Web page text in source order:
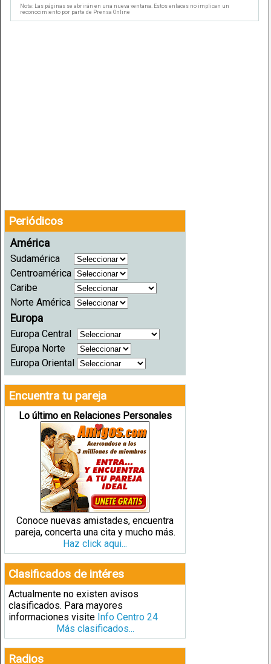
Nota: Las páginas se abrirán en una nueva ventana. Estos enlaces no implican un
reconocimiento por parte de Prensa Online
Periódicos
América
Sudamérica
Centroamérica
Caribe
Norte América
Europa
Europa Central
Europa Norte
Europa Oriental
Encuentra tu pareja
Lo último en Relaciones Personales
Conoce nuevas amistades, encuentra
pareja, concerta una cita y mucho más.
Haz click aqui...
Clasificados de intéres
Actualmente no existen avisos
clasificados. Para mayores
informaciones visite Info Centro 24
Más clasificados...
Radios